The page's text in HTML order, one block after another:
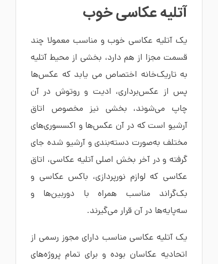
آتلیه عکاسی خوب
یک آتلیه عکاسی خوب و مناسب معمولا چند
قسمت مجزا از هم دارد، بخشی از محیط آتلیه
به تاریک‌خانه اختصاص می یابد که عکس‌ها
پس از عکس‌برداری، ادیت و روتوش در آن
چاپ می‌شوند، بخشی نیز مخصوص اتاق
آرشیو است که در آن عکس‌ها و اکسسوری‌های
مختلف به‌صورت دسته‌بندی و آرشیو شده جای
گرفته و در آخر بخش اصلی آتلیه عکاسی، اتاق
عکاسی که لوازم نورپردازی، باکس عکاسی و
بک‌گراند مناسب همراه با دوربین‌ها و
سه‌پایه‌ها در آن قرار می‌گیرند.
یک آتلیه عکاسی مناسب دارای مجوز رسمی از
اتحادیه عکاسان بوده و برای تمام پروژه‌های